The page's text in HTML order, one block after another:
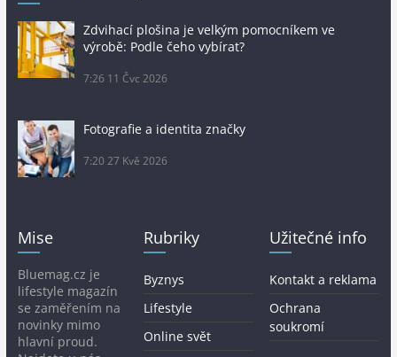
Zdvihací plošina je velkým pomocníkem ve
výrobě: Podle čeho vybírat?
7:26 11 Čvc 2026
Fotografie a identita značky
7:20 27 Kvě 2026
Mise
Bluemag.cz je
lifestyle magazín
se zaměřením na
novinky mimo
hlavní proud.
Rubriky
Byznys
Lifestyle
Online svět
Užitečné info
Kontakt a reklama
Ochrana
soukromí